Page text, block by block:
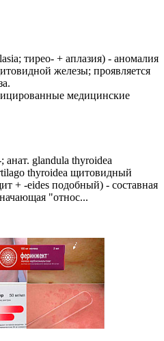
тирео- + аплазия) - аномалия
железы; проявляется
медицинские
glandula thyroidea
thyroidea щитовидный
+ -eides подобный) - составная
"относ...